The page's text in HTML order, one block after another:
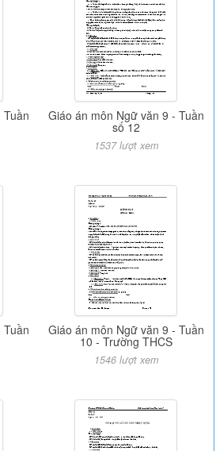
Giáo án môn Ngữ văn 9 - Tuần
số 12
1537 lượt xem
Giáo án môn Ngữ văn 9 - Tuần
10 - Trường THCS
1546 lượt xem